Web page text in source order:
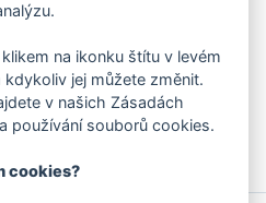
či mailu upozornění na
a sportovní akce?
o aplikaci
na ikonku štítu v levém
jej můžete změnit.
v našich Zásadách
používání souborů cookies.
cookies?